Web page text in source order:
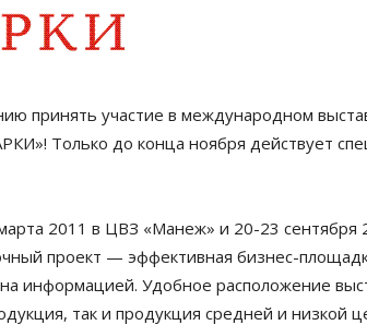
принять участие в международном
Только до конца ноября действует
2011 в ЦВЗ «Манеж» и 20-23
проект — эффективная бизнес-
информацией. Удобное расположение
так и продукция средней и